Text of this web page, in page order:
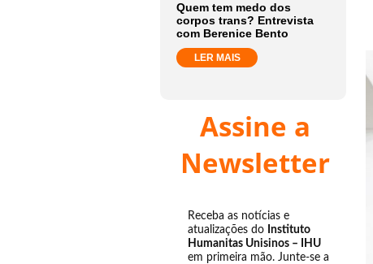
Quem tem medo dos
corpos trans? Entrevista
com Berenice Bento
LER MAIS
Assine a
Newsletter
Receba as notícias e
atualizações do Instituto
Humanitas Unisinos – IHU
em primeira mão. Junte-se a